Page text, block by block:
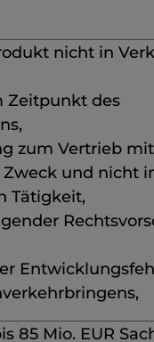
nicht in
Zeitpunkt des
zum Vertrieb mit
und nicht
Tätigkeit,
85 Mio. EUR